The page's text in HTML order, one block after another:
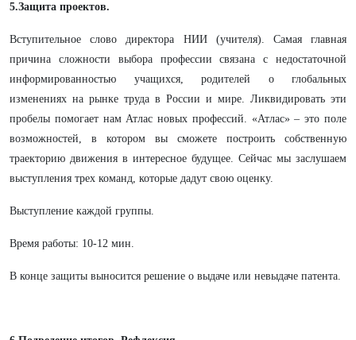
5.Защита проектов.
Вступительное слово директора НИИ (учителя). Самая главная
причина сложности выбора профессии связана с недостаточной
информированностью учащихся, родителей о глобальных
изменениях на рынке труда в России и мире. Ликвидировать эти
пробелы помогает нам Атлас новых профессий. «Атлас» – это поле
возможностей, в котором вы сможете построить собственную
траекторию движения в интересное будущее. Сейчас мы заслушаем
выступления трех команд, которые дадут свою оценку.
Выступление каждой группы.
Время работы: 10-12 мин.
В конце защиты выносится решение о выдаче или невыдаче патента.